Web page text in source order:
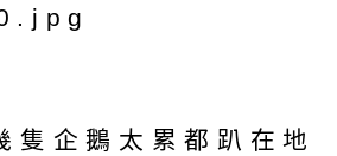
隻企鵝太累都趴在地